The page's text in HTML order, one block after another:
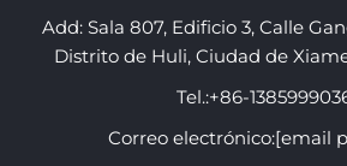
Add: Sala 807, Edificio 3, Calle
Distrito de Huli, Ciudad de
Tel.:+86-
Correo electrónico:[email